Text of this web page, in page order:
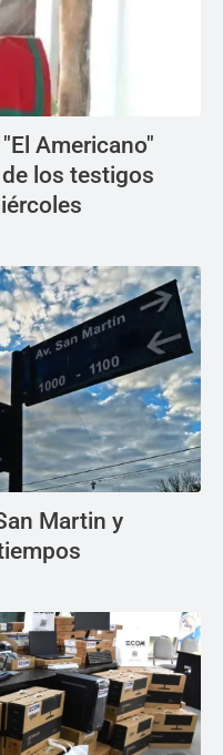
Americano"
los testigos
Martin y